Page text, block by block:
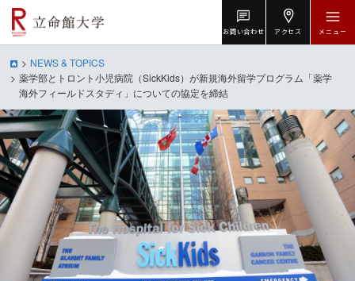
お問い合わせ アクセス メニュー
NEWS & TOPICS
薬学部とトロント小児病院（SickKids）が新規海外留学プログラム「薬学
海外フィールドスタディ」についての協定を締結